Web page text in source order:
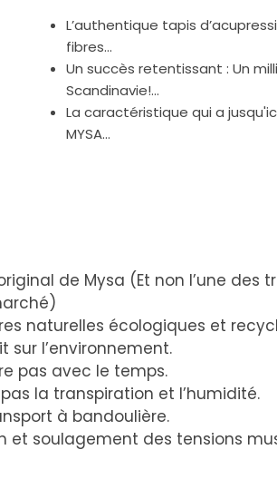
L’authentique tapis
fibres...
Un succès retentissant : Un
Scandinavie!...
La caractéristique qui a
MYSA...
de Mysa (Et non l’une des
naturelles écologiques et
l’environnement.
pas avec le temps.
la transpiration et l’humidité.
à bandoulière.
et soulagement des tensions